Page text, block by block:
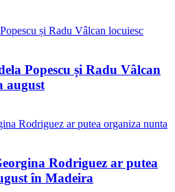
Popescu și Radu Vâlcan
august
Rodriguez ar putea
în Madeira